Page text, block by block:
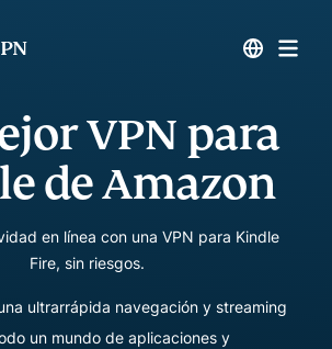
VPN para
de Amazon
en línea con una VPN para Kindle
Fire, sin riesgos.
ultrarrápida navegación y streaming
un mundo de aplicaciones y